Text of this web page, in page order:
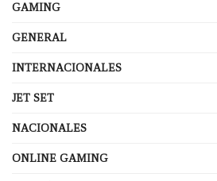
GAMING
GENERAL
INTERNACIONALES
JET SET
NACIONALES
ONLINE GAMING